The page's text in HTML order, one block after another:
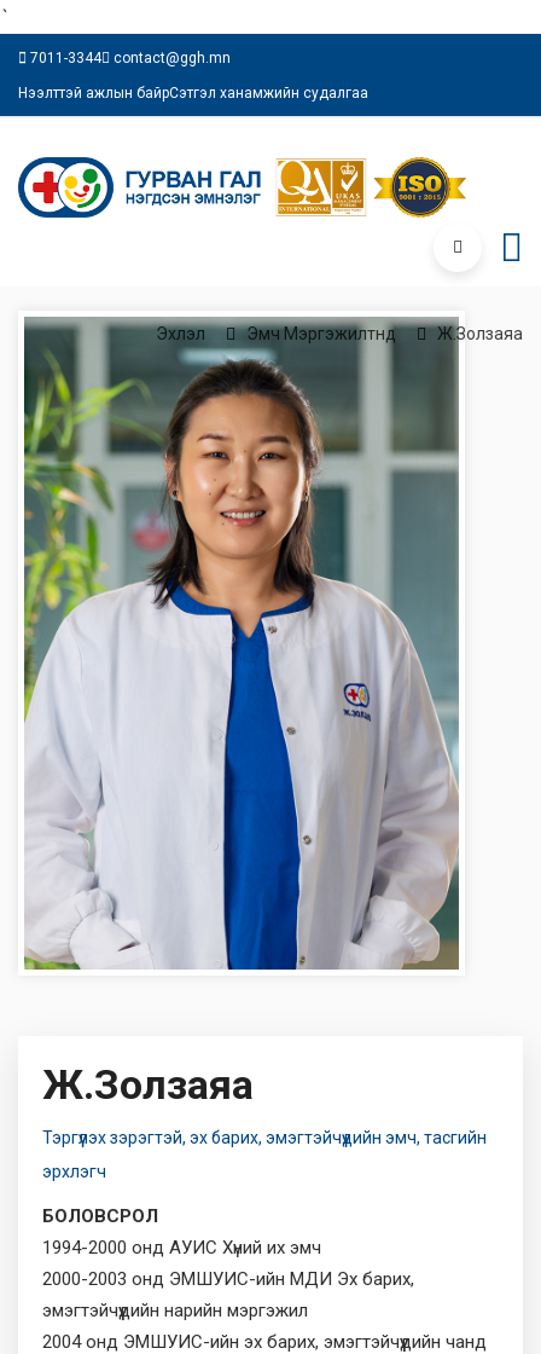
`
7011-3344 contact@ggh.mn
Нээлттэй ажлын байрСэтгэл ханамжийн судалгаа
Эхлэл Эмч Мэргэжилтнүүд Ж.Золзаяа
Ж.Золзаяа
Тэргүүлэх зэрэгтэй, эх барих, эмэгтэйчүүдийн эмч, тасгийн
эрхлэгч
БОЛОВСРОЛ
1994-2000 онд АУИС Хүний их эмч
2000-2003 онд ЭМШУИС-ийн МДИ Эх барих,
эмэгтэйчүүдийн нарийн мэргэжил
2004 онд ЭМШУИС-ийн эх барих, эмэгтэйчүүдийн чанд